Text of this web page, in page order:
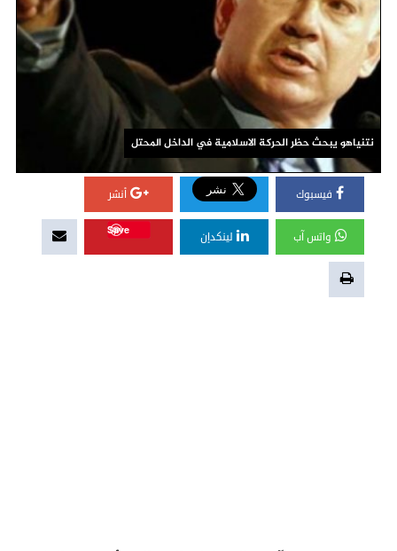
نتنياهو يبحث حظر الحركة الاسلامية في الداخل المحتل
فيسبوك أنشر
واتس آب لينكدإن
Save